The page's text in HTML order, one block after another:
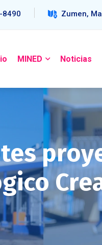
8490 Zumen,
MINED Noticias